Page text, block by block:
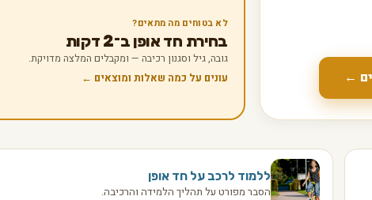
←
לא בטוחים מה מתאים?
בחירת חד אופן ב־2 דקות
גובה, גיל וסגנון רכיבה — ומקבלים המלצה מדויקת.
עונים על כמה שאלות ומוצאים ←
ללמוד לרכב על חד אופן
הסבר מפורט על תהליך הלמידה והרכיבה.